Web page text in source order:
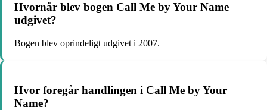
Hvornår blev bogen Call Me by Your Name
udgivet?
Bogen blev oprindeligt udgivet i 2007.
Hvor foregår handlingen i Call Me by Your
Name?